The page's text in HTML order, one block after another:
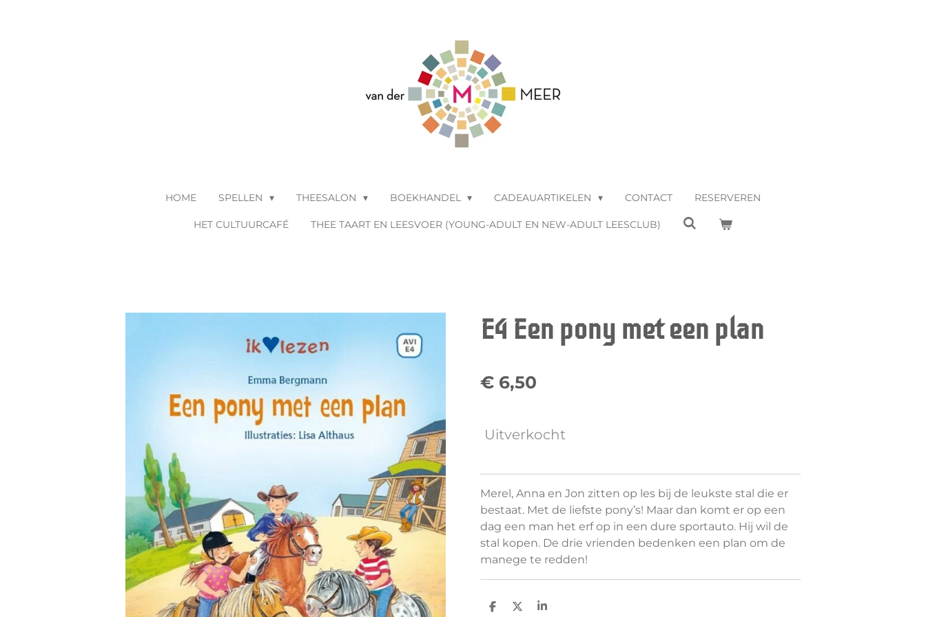
HOME SPELLEN THEESALON BOEKHANDEL CADEAUARTIKELEN CONTACT RESERVEREN
HET CULTUURCAFÉ THEE TAART EN LEESVOER (YOUNG-ADULT EN NEW-ADULT LEESCLUB)
E4 Een pony met een plan
€ 6,50
Uitverkocht
Merel, Anna en Jon zitten op les bij de leukste stal die er
bestaat. Met de liefste pony’s! Maar dan komt er op een
dag een man het erf op in een dure sportauto. Hij wil de
stal kopen. De drie vrienden bedenken een plan om de
manege te redden!
D
D
S